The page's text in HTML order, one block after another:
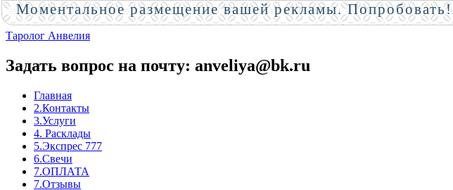
Таролог Анвелия
Задать вопрос на почту: anveliya@bk.ru
Главная
2.Контакты
3.Услуги
4. Расклады
5.Экспрес 777
6.Свечи
7.ОПЛАТА
7.Отзывы
Моментальное размещение вашей рекламы. Попробовать!